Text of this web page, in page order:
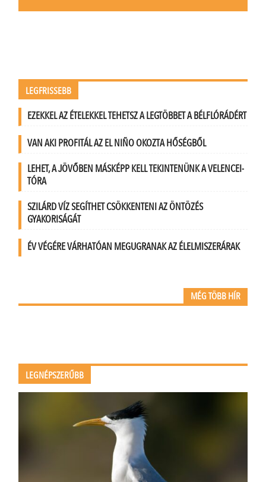
LEGFRISSEBB
EZEKKEL AZ ÉTELEKKEL TEHETSZ A LEGTÖBBET A BÉLFLÓRÁDÉRT
VAN AKI PROFITÁL AZ EL NIÑO OKOZTA HŐSÉGBŐL
LEHET, A JÖVŐBEN MÁSKÉPP KELL TEKINTENÜNK A VELENCEI-
TÓRA
SZILÁRD VÍZ SEGÍTHET CSÖKKENTENI AZ ÖNTÖZÉS
GYAKORISÁGÁT
ÉV VÉGÉRE VÁRHATÓAN MEGUGRANAK AZ ÉLELMISZERÁRAK
MÉG TÖBB HÍR
LEGNÉPSZERŰBB